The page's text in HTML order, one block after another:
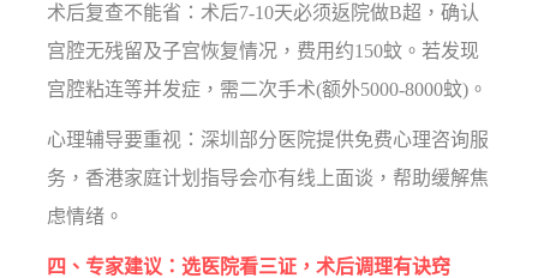
术后复查不能省：术后7-10天必须返院做B超，确认
宫腔无残留及子宫恢复情况，费用约150蚊。若发现
宫腔粘连等并发症，需二次手术(额外5000-8000蚊)。
心理辅导要重视：深圳部分医院提供免费心理咨询服
务，香港家庭计划指导会亦有线上面谈，帮助缓解焦
虑情绪。
四、专家建议：选医院看三证，术后调理有诀窍